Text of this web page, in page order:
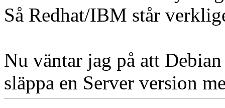
Så Redhat/IBM står
Nu väntar jag på att
släppa en Server version